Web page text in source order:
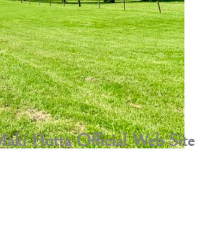
Hotta Official Web Site